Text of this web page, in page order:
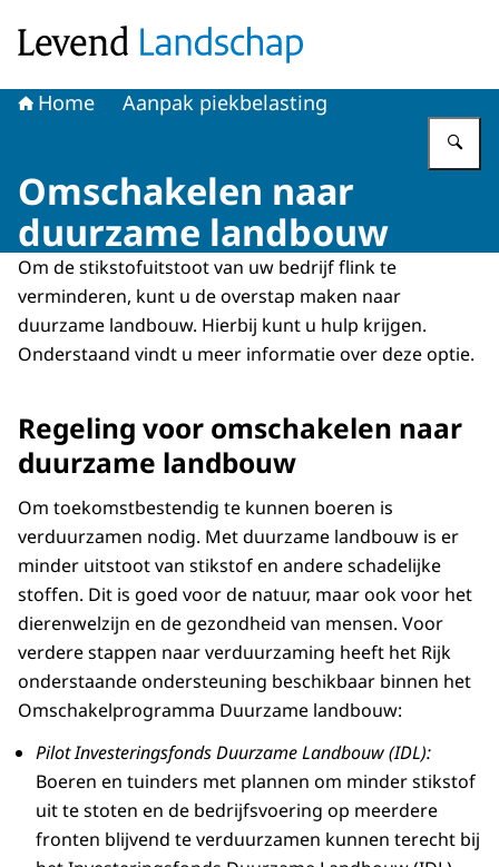
Home Aanpak piekbelasting
Omschakelen naar
duurzame landbouw
Om de stikstofuitstoot van uw bedrijf flink te
verminderen, kunt u de overstap maken naar
duurzame landbouw. Hierbij kunt u hulp krijgen.
Onderstaand vindt u meer informatie over deze optie.
Regeling voor omschakelen naar
duurzame landbouw
Om toekomstbestendig te kunnen boeren is
verduurzamen nodig. Met duurzame landbouw is er
minder uitstoot van stikstof en andere schadelijke
stoffen. Dit is goed voor de natuur, maar ook voor het
dierenwelzijn en de gezondheid van mensen. Voor
verdere stappen naar verduurzaming heeft het Rijk
onderstaande ondersteuning beschikbaar binnen het
Omschakelprogramma Duurzame landbouw:
Pilot Investeringsfonds Duurzame Landbouw (IDL):
Boeren en tuinders met plannen om minder stikstof
uit te stoten en de bedrijfsvoering op meerdere
fronten blijvend te verduurzamen kunnen terecht bij